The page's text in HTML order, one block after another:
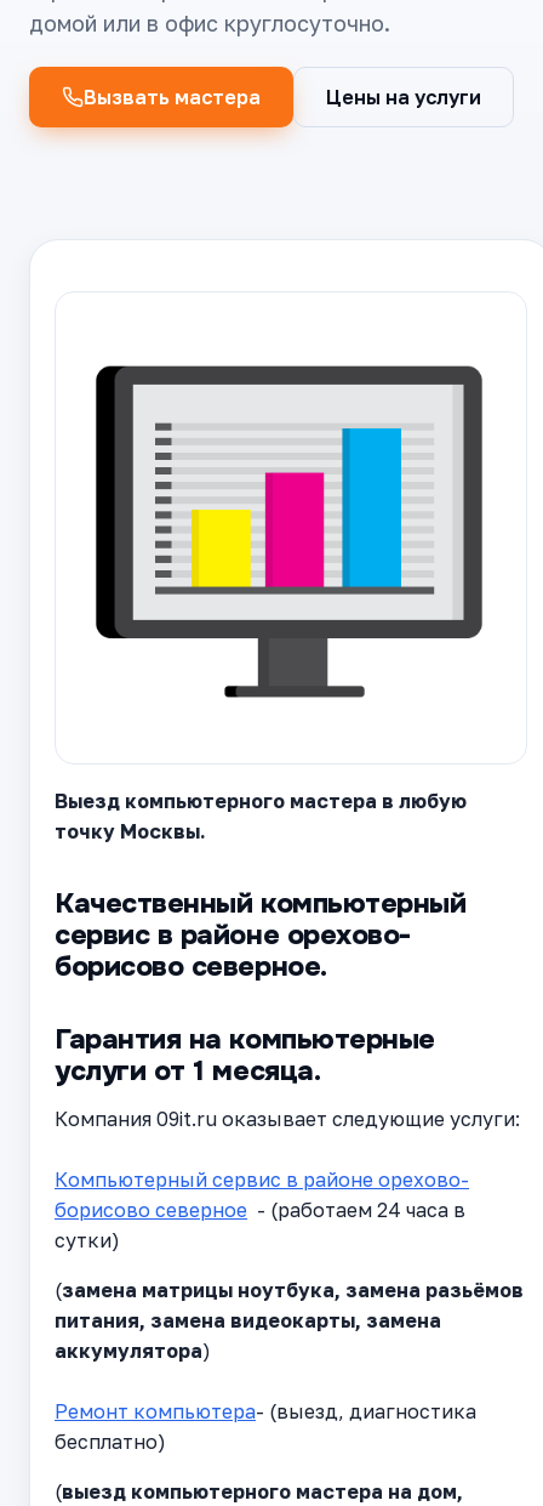
домой или в офис круглосуточно.
Вызвать мастера Цены на услуги
Выезд компьютерного мастера в любую
точку Москвы.
Качественный компьютерный
сервис в районе орехово-
борисово северное.
Гарантия на компьютерные
услуги от 1 месяца.
Компания 09it.ru оказывает следующие услуги:
Компьютерный сервис в районе орехово-
борисово северное - (работаем 24 часа в
сутки)
(замена матрицы ноутбука, замена разьёмов
питания, замена видеокарты, замена
аккумулятора)
Ремонт компьютера- (выезд, диагностика
бесплатно)
(выезд компьютерного мастера на дом,